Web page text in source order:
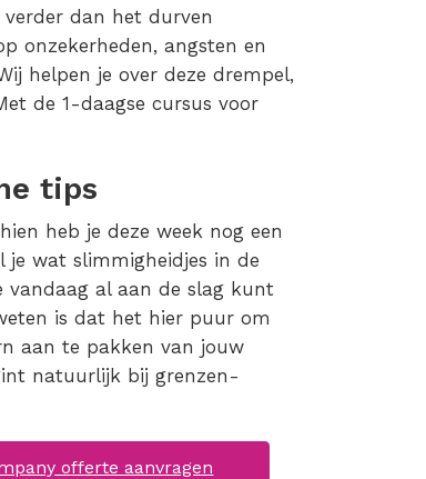
dan het durven
onzekerheden, angsten en
helpen je over deze drempel,
de 1-daagse cursus voor
tips
heb je deze week nog een
wat slimmigheidjes in de
al aan de slag kunt
is dat het hier puur om
aan te pakken van jouw
natuurlijk bij grenzen-
offerte aanvragen